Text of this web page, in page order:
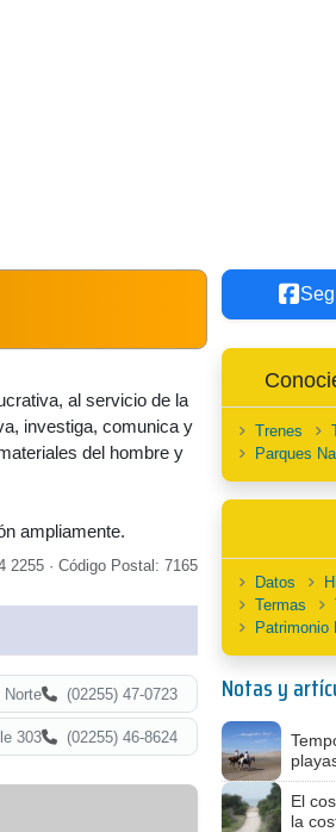
al servicio de la
investiga, comunica y
del hombre y
ampliamente.
2255 · Código Postal: 7165
Norte (02255) 47-0723
303 (02255) 46-8624
Trenes
Parques
Datos
Termas
Patrimonio
Notas y
El
la